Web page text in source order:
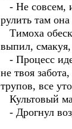
- Не совсем,
рулить там
Тимоха
выпил,
- Процесс
не твоя
трупов, все
Культовый
- Дрогнул